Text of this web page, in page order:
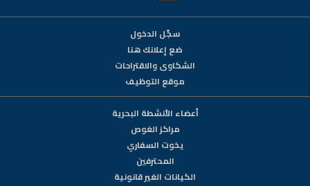
سجّل الدخول
ضع إعلانك هنا
الشكاوى والاقتراحات
موقع التوظيف
أعضاء الأنشطة البحرية
مراكز الغوص
يخوت السفاري
المحترفين
الكيانات الغير قانونية